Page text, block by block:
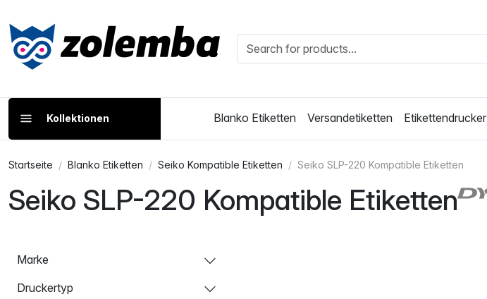
Kollektionen Blanko Etiketten Versandetiketten Etikettendrucker
Startseite Blanko Etiketten Seiko Kompatible Etiketten Seiko SLP-220 Kompatible Etiketten
Seiko SLP-220 Kompatible Etiketten
Marke
Druckertyp